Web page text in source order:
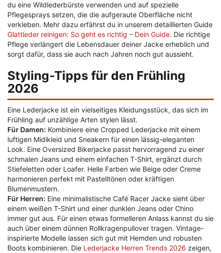
du eine Wildlederbürste verwenden und auf spezielle
Pflegesprays setzen, die die aufgeraute Oberfläche nicht
verkleben. Mehr dazu erfährst du in unserem detaillierten Guide
Glattleder reinigen: So geht es richtig – Dein Guide. Die richtige
Pflege verlängert die Lebensdauer deiner Jacke erheblich und
sorgt dafür, dass sie auch nach Jahren noch gut aussieht.
Styling-Tipps für den Frühling
2026
Eine Lederjacke ist ein vielseitiges Kleidungsstück, das sich im
Frühling auf unzählige Arten stylen lässt.
Für Damen: Kombiniere eine Cropped Lederjacke mit einem
luftigen Midikleid und Sneakern für einen lässig-eleganten
Look. Eine Oversized Bikerjacke passt hervorragend zu einer
schmalen Jeans und einem einfachen T-Shirt, ergänzt durch
Stiefeletten oder Loafer. Helle Farben wie Beige oder Creme
harmonieren perfekt mit Pastelltönen oder kräftigen
Blumenmustern.
Für Herren: Eine minimalistische Café Racer Jacke sieht über
einem weißen T-Shirt und einer dunklen Jeans oder Chino
immer gut aus. Für einen etwas formelleren Anlass kannst du sie
auch über einem dünnen Rollkragenpullover tragen. Vintage-
inspirierte Modelle lassen sich gut mit Hemden und robusten
Boots kombinieren. Die Lederjacke Herren Trends 2026 zeigen,